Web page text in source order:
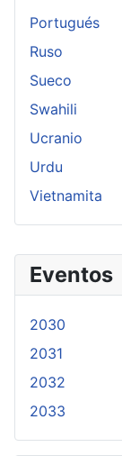
Eventos
2030
2031
2032
2033
Portugués
Ruso
Sueco
Swahili
Ucranio
Urdu
Vietnamita